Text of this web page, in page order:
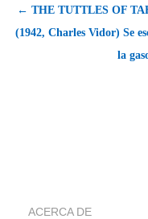
← THE TUTTLES OF
(1942, Charles Vidor) Se
la
ACERCA DE